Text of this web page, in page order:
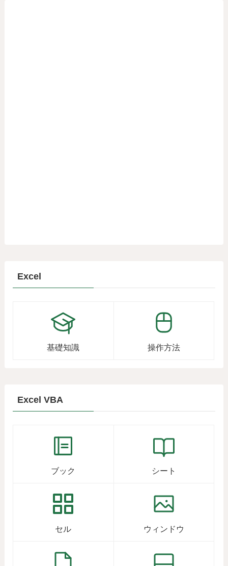
Excel
基礎知識 操作方法
Excel VBA
ブック シート
セル ウィンドウ